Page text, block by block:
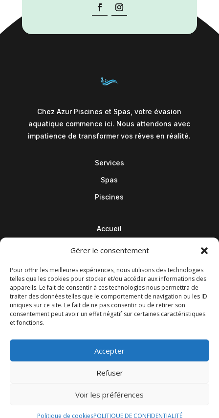
Gérer le consentement
Pour offrir les meilleures expériences, nous utilisons des technologies
telles que les cookies pour stocker et/ou accéder aux informations des
appareils. Le fait de consentir à ces technologies nous permettra de
traiter des données telles que le comportement de navigation ou les ID
uniques sur ce site. Le fait de ne pas consentir ou de retirer son
consentement peut avoir un effet négatif sur certaines caractéristiques
et fonctions.
Accepter
Refuser
Voir les préférences
Politique de cookiesPOLITIQUE DE CONFIDENTIALITÉ
Chez Azur Piscines et Spas, votre évasion
aquatique commence ici. Nous attendons avec
impatience de transformer vos rêves en réalité.
Services
Spas
Piscines
Accueil
© M Development 2026– Mentions légales